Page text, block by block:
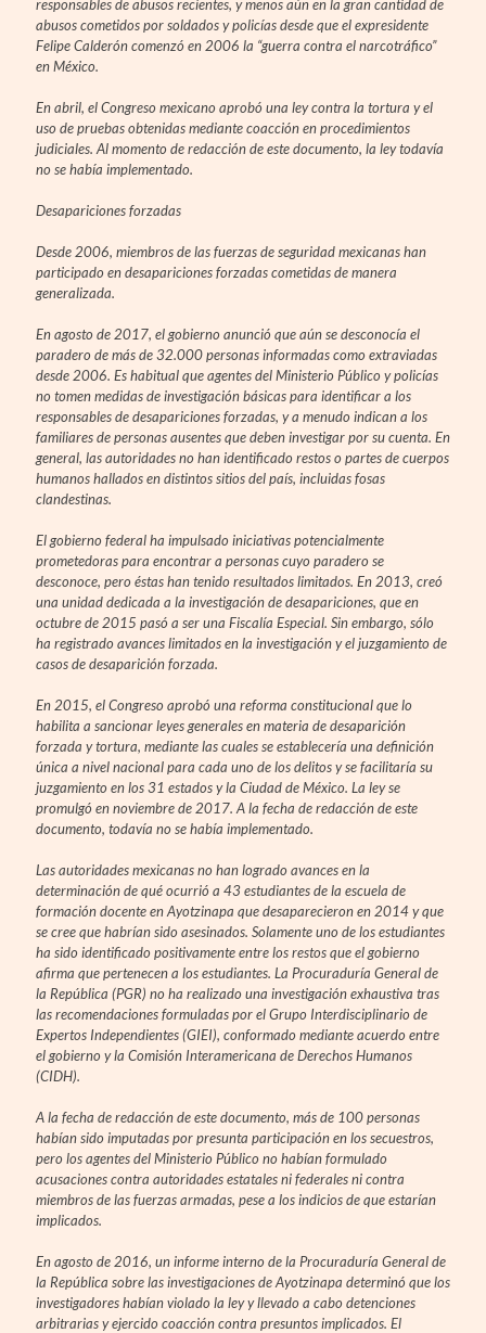
responsables de abusos recientes, y menos aún en la gran cantidad de
abusos cometidos por soldados y policías desde que el expresidente
Felipe Calderón comenzó en 2006 la “guerra contra el narcotráfico”
en México.
En abril, el Congreso mexicano aprobó una ley contra la tortura y el
uso de pruebas obtenidas mediante coacción en procedimientos
judiciales. Al momento de redacción de este documento, la ley todavía
no se había implementado.
Desapariciones forzadas
Desde 2006, miembros de las fuerzas de seguridad mexicanas han
participado en desapariciones forzadas cometidas de manera
generalizada.
En agosto de 2017, el gobierno anunció que aún se desconocía el
paradero de más de 32.000 personas informadas como extraviadas
desde 2006. Es habitual que agentes del Ministerio Público y policías
no tomen medidas de investigación básicas para identificar a los
responsables de desapariciones forzadas, y a menudo indican a los
familiares de personas ausentes que deben investigar por su cuenta. En
general, las autoridades no han identificado restos o partes de cuerpos
humanos hallados en distintos sitios del país, incluidas fosas
clandestinas.
El gobierno federal ha impulsado iniciativas potencialmente
prometedoras para encontrar a personas cuyo paradero se
desconoce, pero éstas han tenido resultados limitados. En 2013, creó
una unidad dedicada a la investigación de desapariciones, que en
octubre de 2015 pasó a ser una Fiscalía Especial. Sin embargo, sólo
ha registrado avances limitados en la investigación y el juzgamiento de
casos de desaparición forzada.
En 2015, el Congreso aprobó una reforma constitucional que lo
habilita a sancionar leyes generales en materia de desaparición
forzada y tortura, mediante las cuales se establecería una definición
única a nivel nacional para cada uno de los delitos y se facilitaría su
juzgamiento en los 31 estados y la Ciudad de México. La ley se
promulgó en noviembre de 2017. A la fecha de redacción de este
documento, todavía no se había implementado.
Las autoridades mexicanas no han logrado avances en la
determinación de qué ocurrió a 43 estudiantes de la escuela de
formación docente en Ayotzinapa que desaparecieron en 2014 y que
se cree que habrían sido asesinados. Solamente uno de los estudiantes
ha sido identificado positivamente entre los restos que el gobierno
afirma que pertenecen a los estudiantes. La Procuraduría General de
la República (PGR) no ha realizado una investigación exhaustiva tras
las recomendaciones formuladas por el Grupo Interdisciplinario de
Expertos Independientes (GIEI), conformado mediante acuerdo entre
el gobierno y la Comisión Interamericana de Derechos Humanos
(CIDH).
A la fecha de redacción de este documento, más de 100 personas
habían sido imputadas por presunta participación en los secuestros,
pero los agentes del Ministerio Público no habían formulado
acusaciones contra autoridades estatales ni federales ni contra
miembros de las fuerzas armadas, pese a los indicios de que estarían
implicados.
En agosto de 2016, un informe interno de la Procuraduría General de
la República sobre las investigaciones de Ayotzinapa determinó que los
investigadores habían violado la ley y llevado a cabo detenciones
arbitrarias y ejercido coacción contra presuntos implicados. El